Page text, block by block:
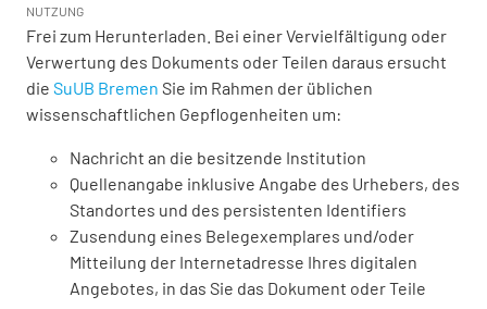
NUTZUNG
Frei zum Herunterladen. Bei einer Vervielfältigung oder
Verwertung des Dokuments oder Teilen daraus ersucht
die SuUB Bremen Sie im Rahmen der üblichen
wissenschaftlichen Gepflogenheiten um:
Nachricht an die besitzende Institution
Quellenangabe inklusive Angabe des Urhebers, des
Standortes und des persistenten Identifiers
Zusendung eines Belegexemplares und/oder
Mitteilung der Internetadresse Ihres digitalen
Angebotes, in das Sie das Dokument oder Teile